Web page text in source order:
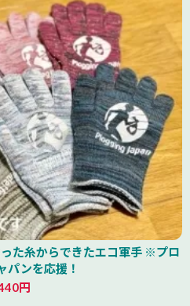
た糸からできたエコ軍手 ※プロ
パンを応援！
円